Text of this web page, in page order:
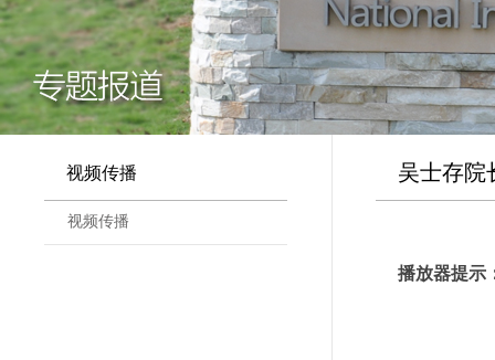
视频传播
视频传播
吴士存院
播放器提示